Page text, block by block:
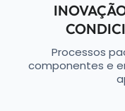
Processos
componentes e